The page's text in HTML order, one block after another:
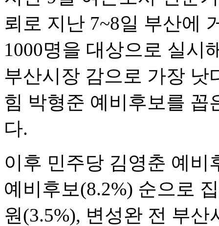
뢰로 지난 7~8일 부산에
1000명을 대상으로 실시
부산시장 감으로 가장 낫
힘 박형준 예비후보를 꼽
다.
이후 민주당 김영춘 예비
예비후보(8.2%) 순으로
원(3.5%), 변성완 전 부